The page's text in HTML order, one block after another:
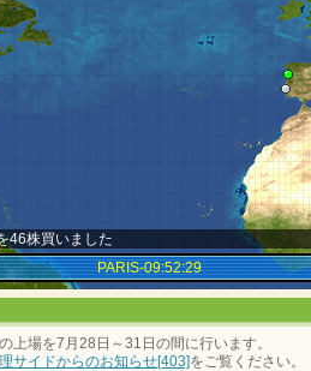
46株買いました
PARIS-09:52:30
上場を7月28日～31日の間に行います。
サイドからのお知らせ[403]をご覧ください。